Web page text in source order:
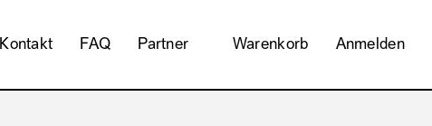
Warenkorb Anmelden
Kontakt FAQ Partner